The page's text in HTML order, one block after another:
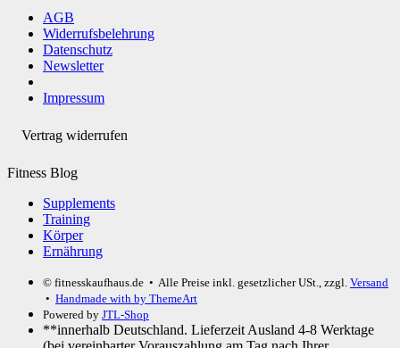
AGB
Widerrufsbelehrung
Datenschutz
Newsletter
Impressum
Vertrag widerrufen
Fitness Blog
Supplements
Training
Körper
Ernährung
© fitnesskaufhaus.de • Alle Preise inkl. gesetzlicher USt., zzgl. Versand
• Handmade with by ThemeArt
Powered by JTL-Shop
**innerhalb Deutschland. Lieferzeit Ausland 4-8 Werktage